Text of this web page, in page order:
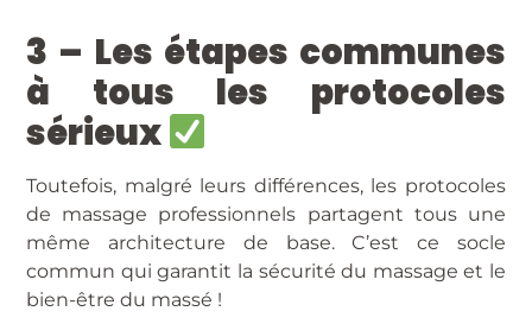
3 – Les étapes communes
à tous les protocoles
sérieux
Toutefois, malgré leurs différences, les protocoles
de massage professionnels partagent tous une
même architecture de base. C’est ce socle
commun qui garantit la sécurité du massage et le
bien-être du massé !